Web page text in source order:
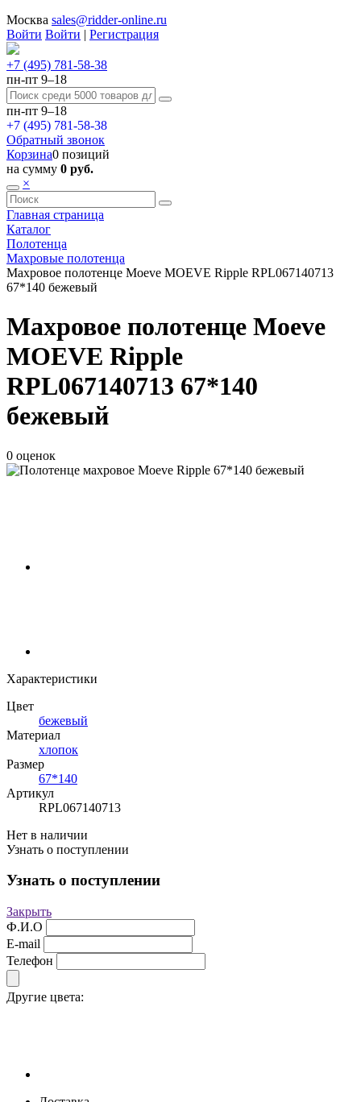
Москва sales@ridder-online.ru
Войти Войти | Регистрация
+7 (495) 781-58-38
пн-пт 9–18
пн-пт 9–18
+7 (495) 781-58-38
Обратный звонок
Корзина0 позиций
на сумму 0 руб.
×
Главная страница
Каталог
Полотенца
Махровые полотенца
Махровое полотенце Moeve MOEVE Ripple RPL067140713
67*140 бежевый
Махровое полотенце Moeve
MOEVE Ripple
RPL067140713 67*140
бежевый
0 оценок
Характеристики
Цвет
бежевый
Материал
хлопок
Размер
67*140
Артикул
RPL067140713
Нет в наличии
Узнать о поступлении
Узнать о поступлении
Закрыть
Ф.И.О
E-mail
Телефон
Другие цвета: